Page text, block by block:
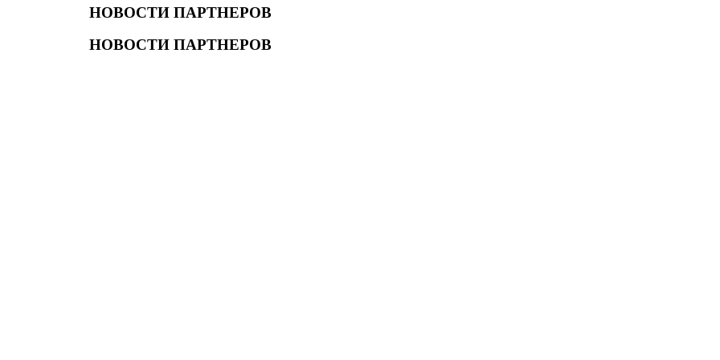
НОВОСТИ ПАРТНЕРОВ
НОВОСТИ ПАРТНЕРОВ